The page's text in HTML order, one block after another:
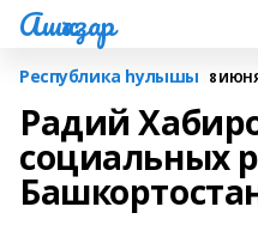
Ашҡаҙар
Республика һулышы 8 ИЮНЯ
Радий
социальных